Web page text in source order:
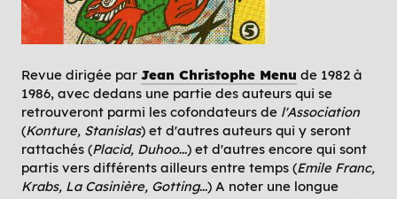
Revue dirigée par Jean Christophe Menu de 1982 à
1986, avec dedans une partie des auteurs qui se
retrouveront parmi les cofondateurs de l'Association
(Konture, Stanislas) et d'autres auteurs qui y seront
rattachés (Placid, Duhoo...) et d'autres encore qui sont
partis vers différents ailleurs entre temps (Emile Franc,
Krabs, La Casinière, Gotting...) A noter une longue